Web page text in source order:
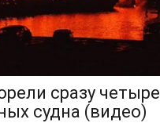
сразу четыре
судна (видео)